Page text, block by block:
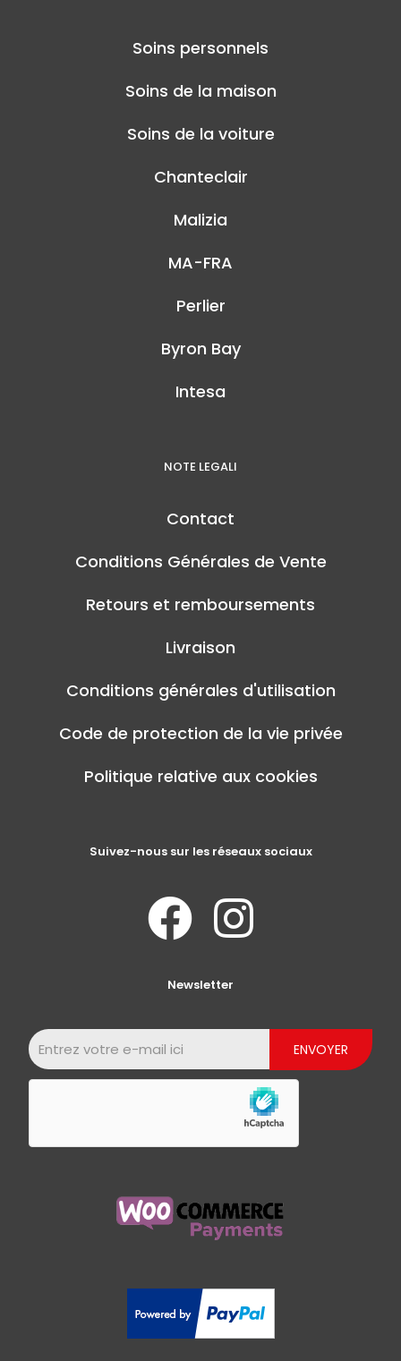
Soins personnels
Soins de la maison
Soins de la voiture
Chanteclair
Malizia
MA-FRA
Perlier
Byron Bay
Intesa
NOTE LEGALI
Contact
Conditions Générales de Vente
Retours et remboursements
Livraison
Conditions générales d'utilisation
Code de protection de la vie privée
Politique relative aux cookies
Suivez-nous sur les réseaux sociaux
Newsletter